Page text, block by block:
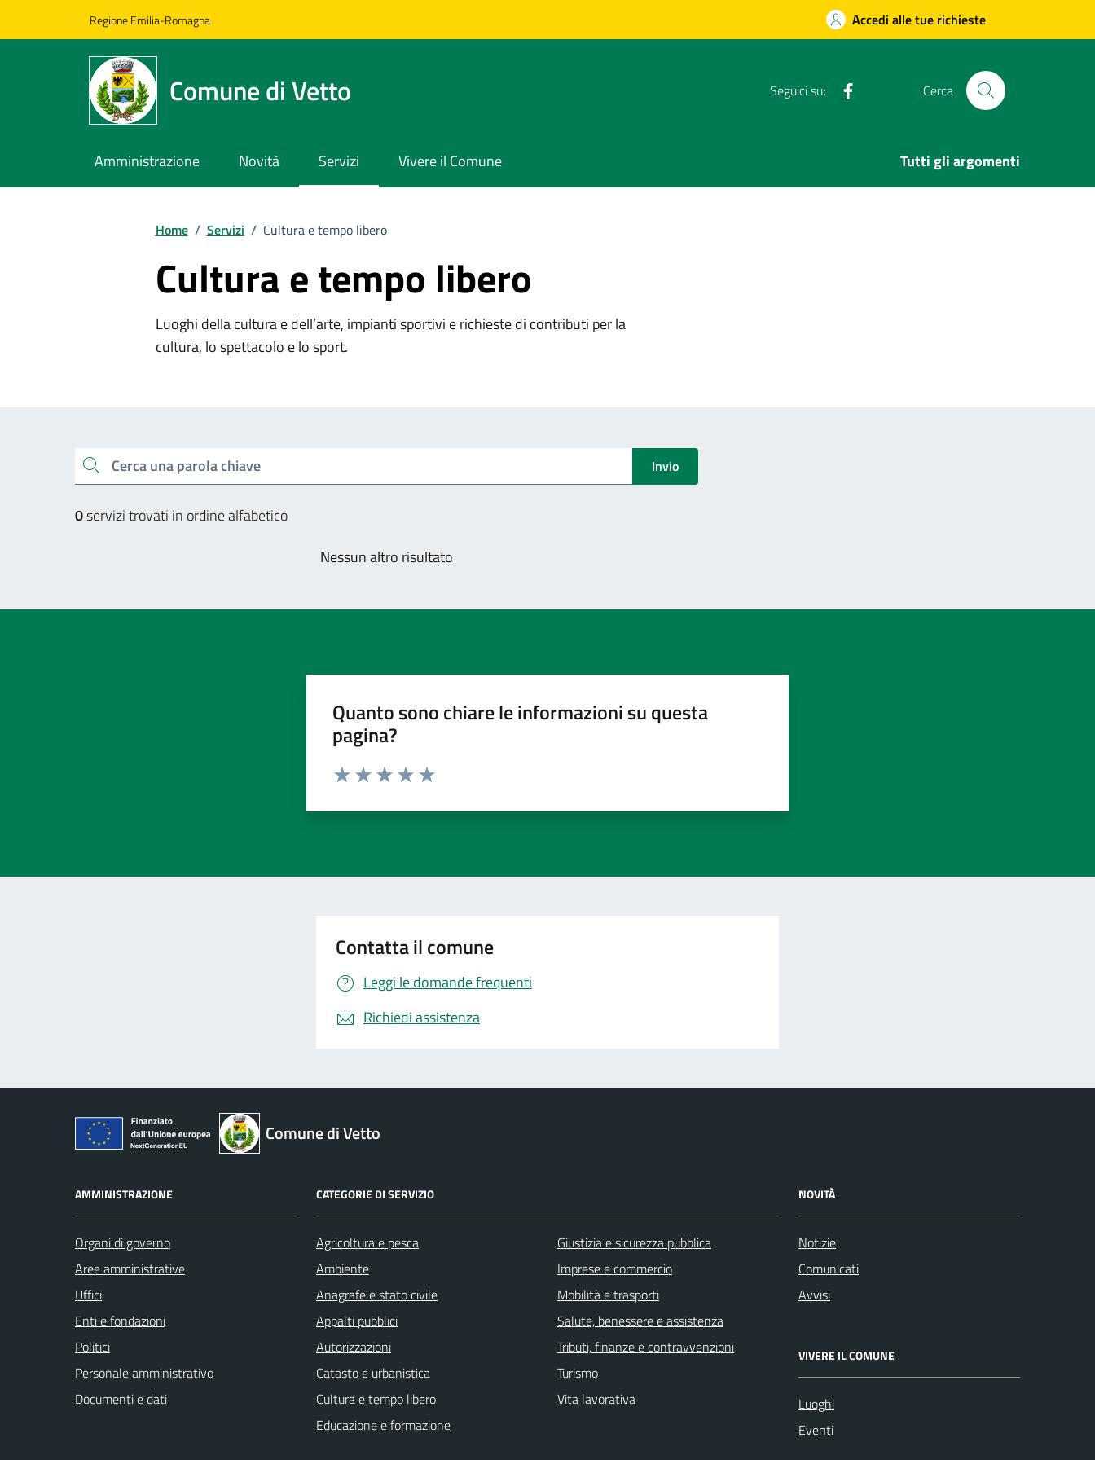
Regione Emilia-Romagna Accedi alle tue richieste
Comune di Vetto Seguici su: Cerca
Amministrazione Novità Servizi Vivere il Comune Tutti gli argomenti
Home / Servizi / Cultura e tempo libero
Cultura e tempo libero
Luoghi della cultura e dell’arte, impianti sportivi e richieste di contributi per la
cultura, lo spettacolo e lo sport.
Cerca una parola chiave Invio
0servizi trovati in ordine alfabetico
Nessun altro risultato
Quanto sono chiare le informazioni su questa
pagina?
Contatta il comune
Leggi le domande frequenti
Richiedi assistenza
Comune di Vetto
AMMINISTRAZIONE
Organi di governo
Aree amministrative
Uffici
Enti e fondazioni
Politici
Personale amministrativo
Documenti e dati
CATEGORIE DI SERVIZIO
Agricoltura e pesca
Ambiente
Anagrafe e stato civile
Appalti pubblici
Autorizzazioni
Catasto e urbanistica
Cultura e tempo libero
Educazione e formazione
Giustizia e sicurezza pubblica
Imprese e commercio
Mobilità e trasporti
Salute, benessere e assistenza
Tributi, finanze e contravvenzioni
Turismo
Vita lavorativa
NOVITÀ
Notizie
Comunicati
Avvisi
VIVERE IL COMUNE
Luoghi
Eventi